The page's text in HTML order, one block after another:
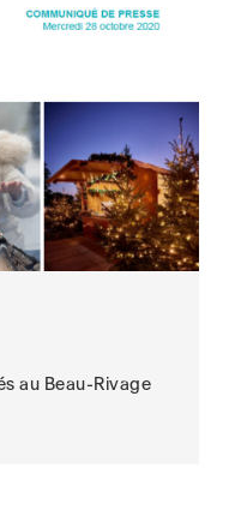
au Beau-Rivage